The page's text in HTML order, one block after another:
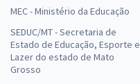
MEC - Ministério da Educação
SEDUC/MT - Secretaria de
Estado de Educação, Esporte e
Lazer do estado de Mato
Grosso